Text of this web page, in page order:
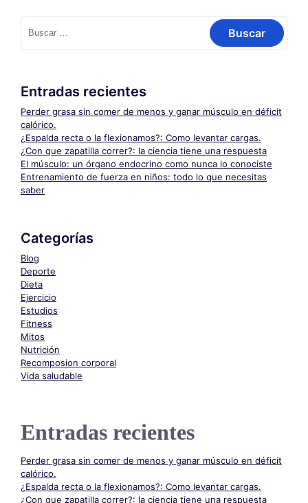
Buscar:
Entradas recientes
Perder grasa sin comer de menos y ganar músculo en déficit
calórico.
¿Espalda recta o la flexionamos?: Como levantar cargas.
¿Con que zapatilla correr?: la ciencia tiene una respuesta
El músculo: un órgano endocrino como nunca lo conociste
Entrenamiento de fuerza en niños: todo lo que necesitas
saber
Categorías
Blog
Deporte
Dieta
Ejercicio
Estudios
Fitness
Mitos
Nutrición
Recomposion corporal
Vida saludable
Entradas recientes
Perder grasa sin comer de menos y ganar músculo en déficit
calórico.
¿Espalda recta o la flexionamos?: Como levantar cargas.
¿Con que zapatilla correr?: la ciencia tiene una respuesta